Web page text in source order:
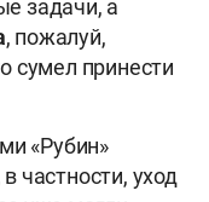
задачи, а
, пожалуй,
сумел принести
«Рубин»
частности, уход